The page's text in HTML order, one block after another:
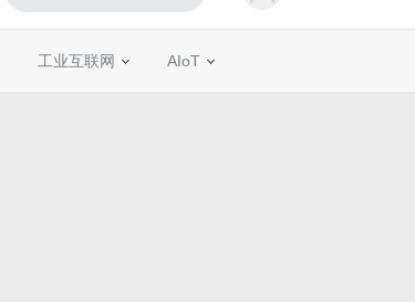
工业互联网 AIoT